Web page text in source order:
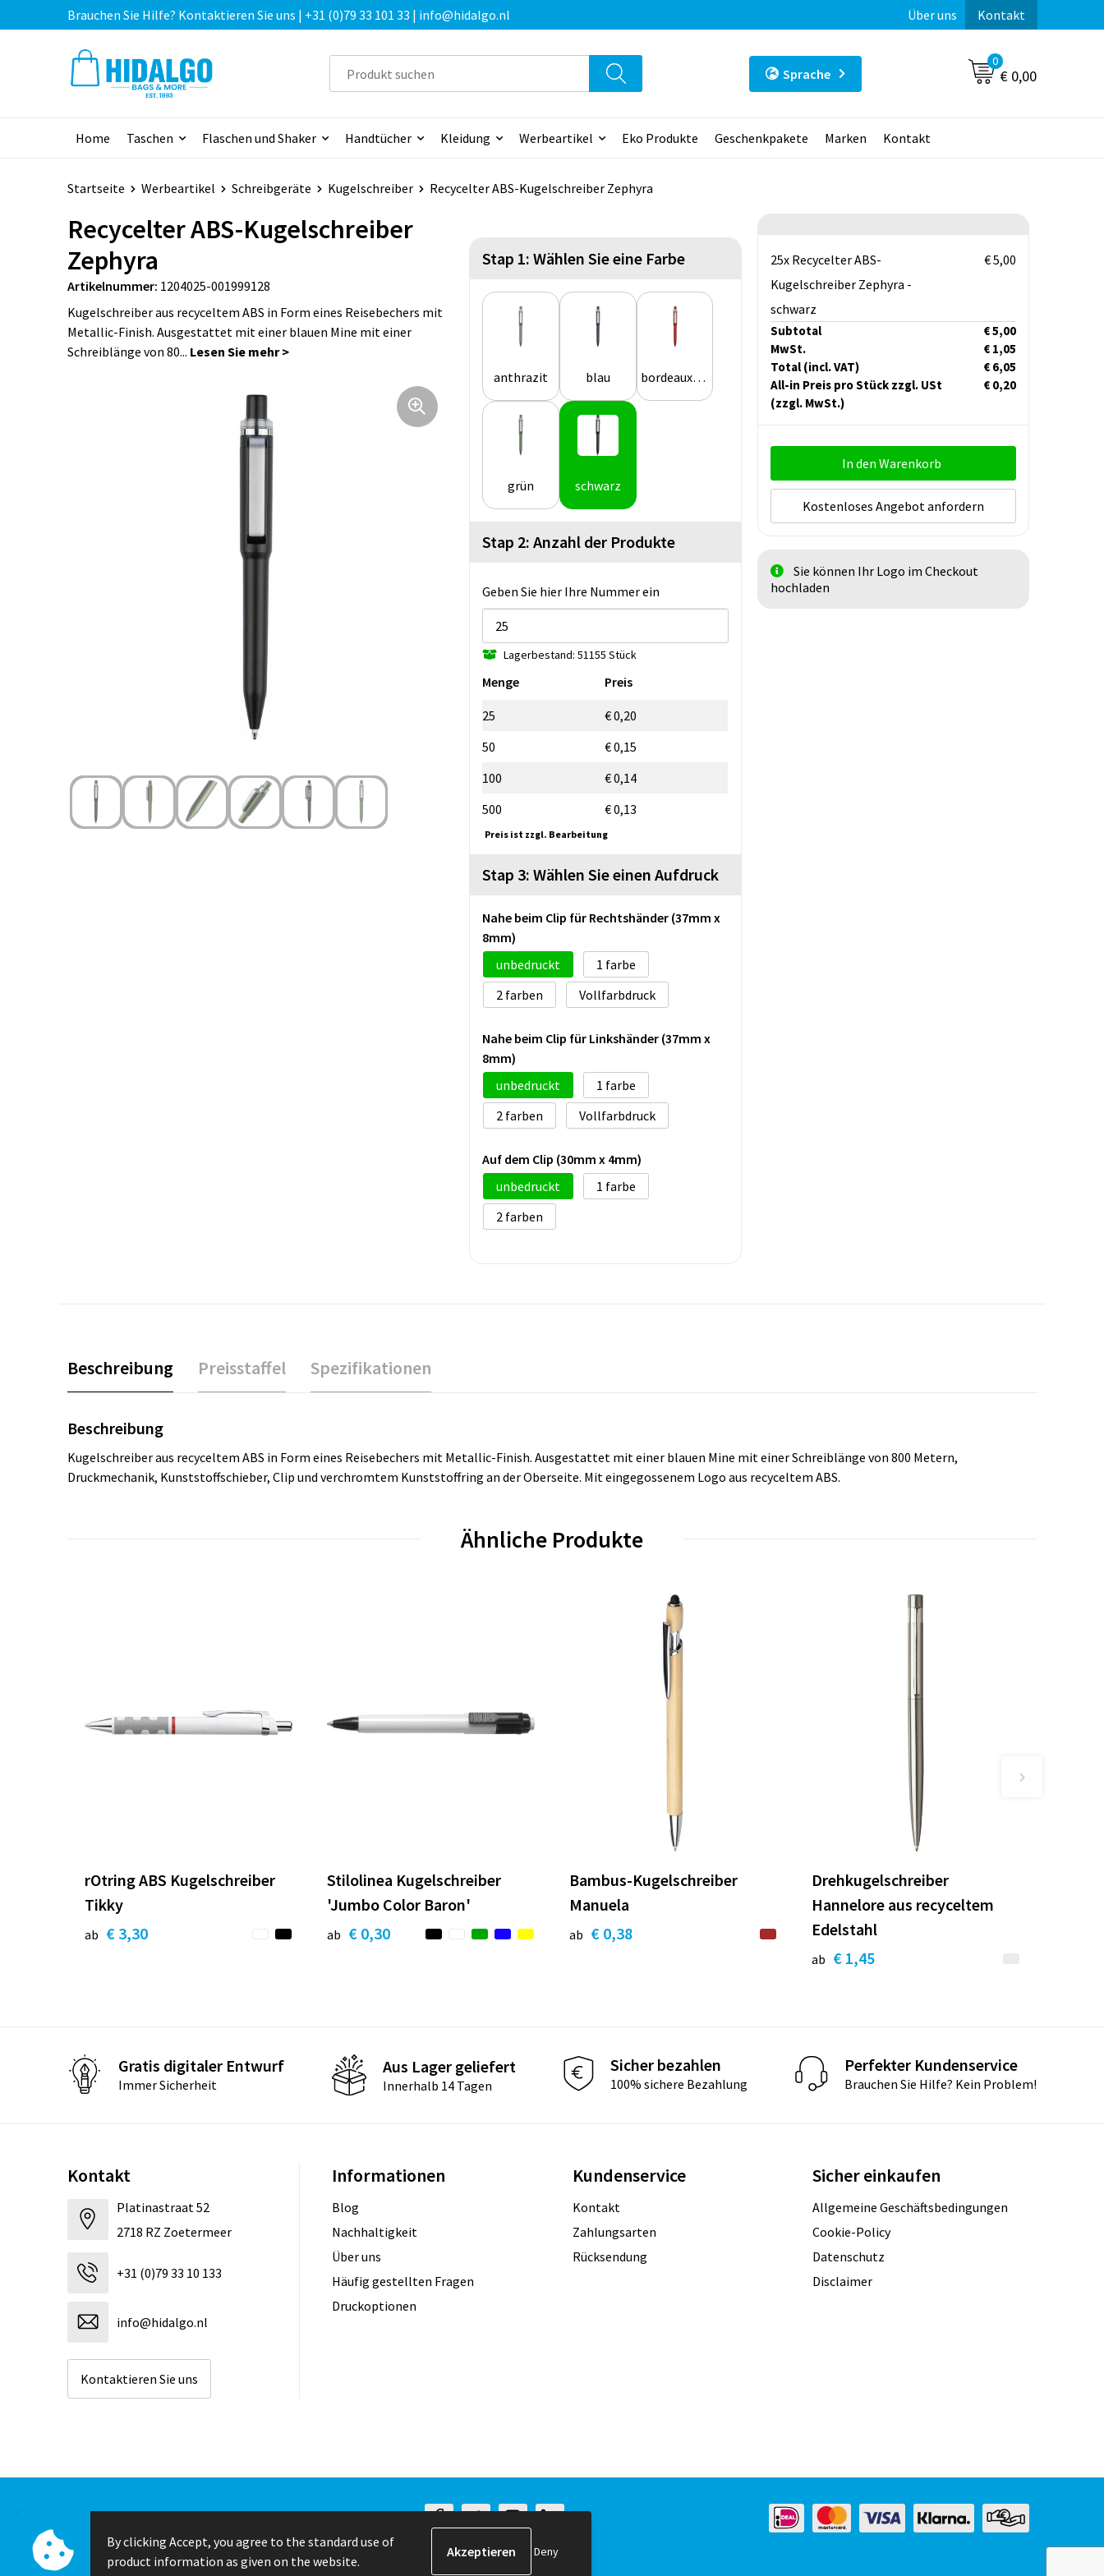
Brauchen Sie Hilfe? Kontaktieren Sie uns | +31 (0)79 33 101 33 | info@hidalgo.nl Über uns Kontakt
Sprache
0
€ 0,00
Home Taschen Flaschen und Shaker Handtücher Kleidung Werbeartikel Eko Produkte Geschenkpakete Marken Kontakt
Startseite Werbeartikel Schreibgeräte Kugelschreiber Recycelter ABS-Kugelschreiber Zephyra
Recycelter ABS-Kugelschreiber
Zephyra
Artikelnummer: 1204025-001999128
Kugelschreiber aus recyceltem ABS in Form eines Reisebechers mit
Metallic-Finish. Ausgestattet mit einer blauen Mine mit einer
Schreiblänge von 80...
Stap 1: Wählen Sie eine Farbe
anthrazit blau bordeauxrot
grün schwarz
Stap 2: Anzahl der Produkte
Geben Sie hier Ihre Nummer ein
Lagerbestand: 51155 Stück
Menge Preis
25
€ 0,20
50
€ 0,15
100
€ 0,14
500
€ 0,13
Preis ist zzgl. Bearbeitung
Stap 3: Wählen Sie einen Aufdruck
Nahe beim Clip für Rechtshänder (37mm x
8mm)
unbedruckt
1
2
Vollfarbdruck
Nahe beim Clip für Linkshänder (37mm x
8mm)
unbedruckt
1
2
Vollfarbdruck
Auf dem Clip (30mm x 4mm)
unbedruckt
1
2
25x Recycelter ABS-
Kugelschreiber Zephyra -
schwarz
€ 5,00
Subtotal
€ 5,00
MwSt.
€ 1,05
Total (incl. VAT)
€ 6,05
All-in Preis pro Stück zzgl. USt
(zzgl. MwSt.)
€ 0,20
In den Warenkorb
Kostenloses Angebot anfordern
Sie können Ihr Logo im Checkout
hochladen
Beschreibung Preisstaffel Spezifikationen
Beschreibung
Kugelschreiber aus recyceltem ABS in Form eines Reisebechers mit Metallic-Finish. Ausgestattet mit einer blauen Mine mit einer Schreiblänge von 800 Metern,
Druckmechanik, Kunststoffschieber, Clip und verchromtem Kunststoffring an der Oberseite. Mit eingegossenem Logo aus recyceltem ABS.
Ähnliche Produkte
rOtring ABS Kugelschreiber
Tikky
ab € 3,30
Stilolinea Kugelschreiber
'Jumbo Color Baron'
ab € 0,30
Bambus-Kugelschreiber
Manuela
ab € 0,38
Drehkugelschreiber
Hannelore aus recyceltem
Edelstahl
ab € 1,45
Gratis digitaler Entwurf
Immer Sicherheit
Aus Lager geliefert
Innerhalb 14 Tagen
Sicher bezahlen
100% sichere Bezahlung
Perfekter Kundenservice
Brauchen Sie Hilfe? Kein Problem!
Kontakt
Platinastraat 52
2718 RZ Zoetermeer
+31 (0)79 33 10 133
info@hidalgo.nl
Kontaktieren Sie uns
Informationen
Blog
Nachhaltigkeit
Über uns
Häufig gestellten Fragen
Druckoptionen
Kundenservice
Kontakt
Zahlungsarten
Rücksendung
Sicher einkaufen
Allgemeine Geschäftsbedingungen
Cookie-Policy
Datenschutz
Disclaimer
By clicking Accept, you agree to the standard use of
product information as given on the website.
Deny